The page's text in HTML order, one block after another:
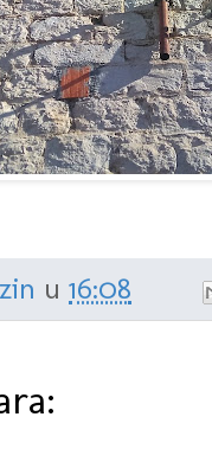
u 16:08